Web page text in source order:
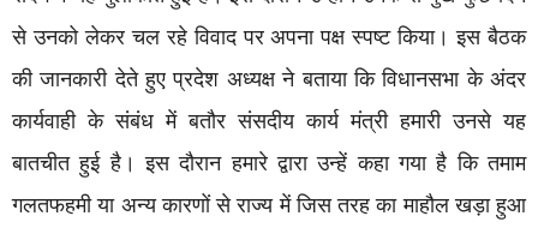
से उनको लेकर चल रहे विवाद पर अपना पक्ष स्पष्ट किया। इस बैठक
की जानकारी देते हुए प्रदेश अध्यक्ष ने बताया कि विधानसभा के अंदर
कार्यवाही के संबंध में बतौर संसदीय कार्य मंत्री हमारी उनसे यह
बातचीत हुई है। इस दौरान हमारे द्वारा उन्हें कहा गया है कि तमाम
गलतफहमी या अन्य कारणों से राज्य में जिस तरह का माहौल खड़ा हुआ